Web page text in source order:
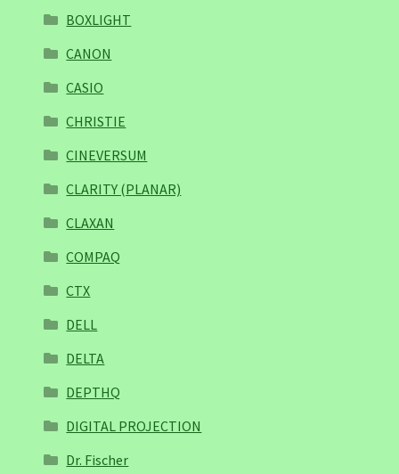
BOXLIGHT
CANON
CASIO
CHRISTIE
CINEVERSUM
CLARITY (PLANAR)
CLAXAN
COMPAQ
CTX
DELL
DELTA
DEPTHQ
DIGITAL PROJECTION
Dr. Fischer